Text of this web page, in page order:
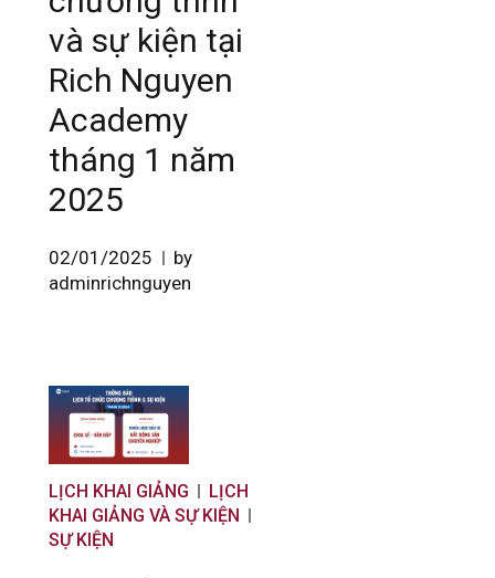
và sự kiện tại
Rich Nguyen
Academy
tháng 1 năm
2025
02/01/2025
by
adminrichnguyen
LỊCH KHAI GIẢNG
LỊCH
KHAI GIẢNG VÀ SỰ KIỆN
SỰ KIỆN